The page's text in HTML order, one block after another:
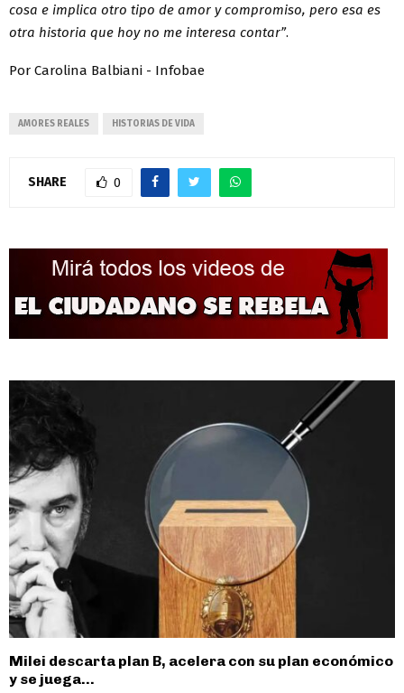
cosa e implica otro tipo de amor y compromiso, pero esa es
otra historia que hoy no me interesa contar”.
Por Carolina Balbiani - Infobae
AMORES REALES HISTORIAS DE VIDA
SHARE 0
Milei descarta plan B, acelera con su plan económico
y se juega...